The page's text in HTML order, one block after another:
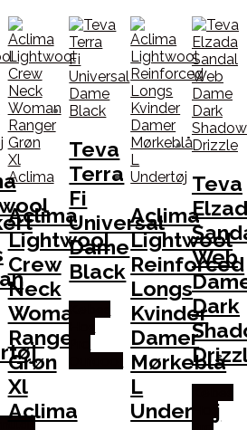
Aclima
Lightwool
Crew
Neck
Woman
Ranger
Grøn
Xl
Aclima
Teva
Terra
Fi
Universal
Dame
Black
Aclima
Lightwool
Reinforced
Longs
Kvinder
Damer
Mørkeblå
L
Undertøj
Teva
Web
Dark
Hos